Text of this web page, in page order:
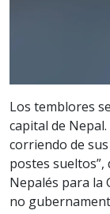
Los temblores
capital de
corriendo de
postes
Nepalés para la
no